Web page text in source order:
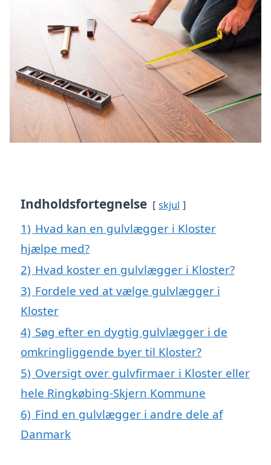
Indholdsfortegnelse skjul
1) Hvad kan en gulvlægger i Kloster
hjælpe med?
2) Hvad koster en gulvlægger i Kloster?
3) Fordele ved at vælge gulvlægger i
Kloster
4) Søg efter en dygtig gulvlægger i de
omkringliggende byer til Kloster?
5) Oversigt over gulvfirmaer i Kloster eller
hele Ringkøbing-Skjern Kommune
6) Find en gulvlægger i andre dele af
Danmark